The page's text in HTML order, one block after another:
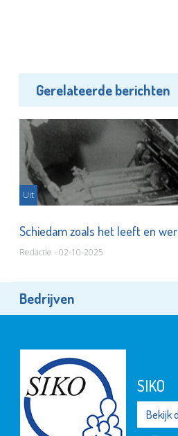
Gerelateerde berichten
Uit
Schiedam zoals het leeft en
Redactie - 02-10-2025
Bedrijven
SIKO
Bekijk